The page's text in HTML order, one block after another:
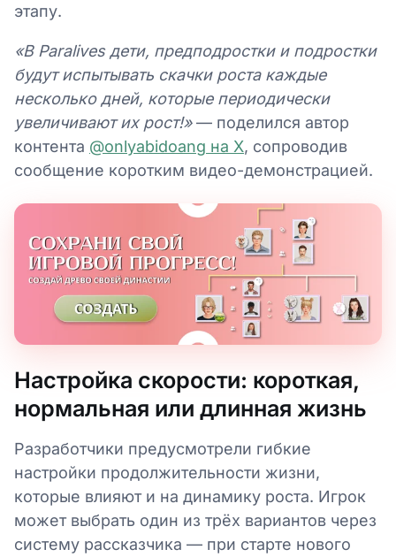
этапу.
«В Paralives дети, предподростки и подростки
будут испытывать скачки роста каждые
несколько дней, которые периодически
увеличивают их рост!»— поделился автор
контента @onlyabidoang на X, сопроводив
сообщение коротким видео-демонстрацией.
Настройка скорости: короткая,
нормальная или длинная жизнь
Разработчики предусмотрели гибкие
настройки продолжительности жизни,
которые влияют и на динамику роста. Игрок
может выбрать один из трёх вариантов через
систему рассказчика — при старте нового